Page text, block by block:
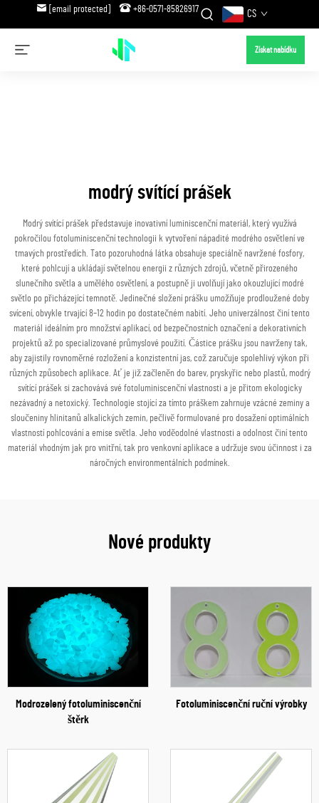
[email protected] +86-0571-85826917 CS
Získat nabídku
modrý svítící prášek
Modrý svítící prášek představuje inovativní luminiscenční materiál, který využívá
pokročilou fotoluminiscenční technologii k vytvoření nápadité modrého osvětlení ve
tmavých prostředích. Tato pozoruhodná látka obsahuje speciálně navržené fosfory,
které pohlcují a ukládají světelnou energii z různých zdrojů, včetně přirozeného
slunečního světla a umělého osvětlení, a postupně ji uvolňují jako okouzlující modré
světlo po přicházející temnotě. Jedinečné složení prášku umožňuje prodloužené doby
svícení, obvykle trvající 8–12 hodin po dostatečném nabití. Jeho univerzálnost činí tento
materiál ideálním pro množství aplikací, od bezpečnostních označení a dekorativních
projektů až po specializované průmyslové použití. Částice prášku jsou navrženy tak,
aby zajistily rovnoměrné rozložení a konzistentní jas, což zaručuje spolehlivý výkon při
různých způsobech aplikace. Ať je již začleněn do barev, pryskyřic nebo plastů, modrý
svítící prášek si zachovává své fotoluminiscenční vlastnosti a je přitom ekologicky
nezávadný a netoxický. Technologie stojící za tímto práškem zahrnuje vzácné zeminy a
sloučeniny hlinitanů alkalických zemin, pečlivě formulované pro dosažení optimálních
vlastností pohlcování a emise světla. Jeho voděodolné vlastnosti a odolnost činí tento
materiál vhodným jak pro vnitřní, tak pro venkovní aplikace a udržuje svou účinnost i za
náročných environmentálních podmínek.
Nové produkty
Modrozelený fotoluminiscenční
štěrk
Fotoluminiscenční ruční výrobky